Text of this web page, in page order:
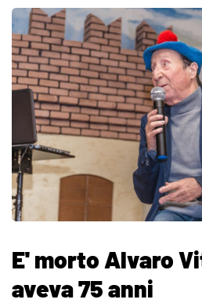
E' morto Alvaro
aveva 75 anni